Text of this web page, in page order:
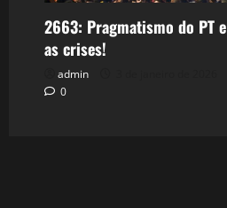
2663: Pragmatismo do PT e
as crises!
admin
0